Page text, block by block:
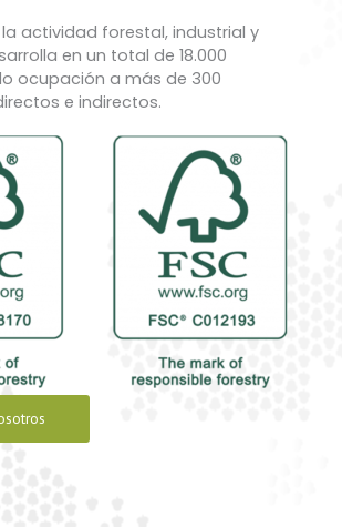
actividad forestal, industrial y
en un total de 18.000
ocupación a más de 300
e indirectos.